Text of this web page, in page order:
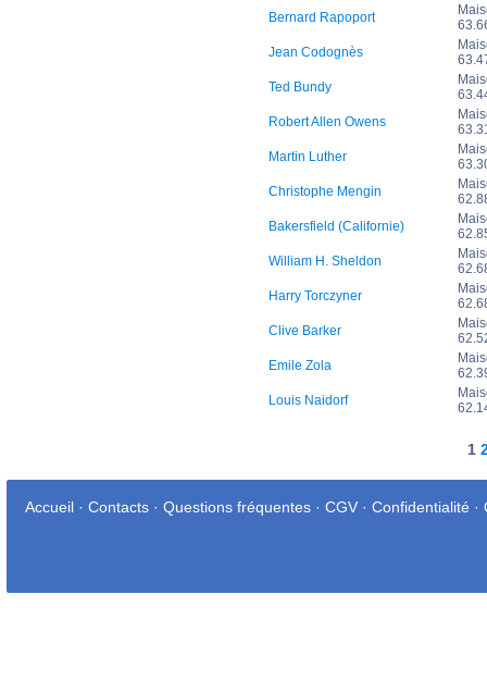
Bernard Rapoport
Jean Codognès
Ted Bundy
Robert Allen Owens
Martin Luther
Christophe Mengin
Bakersfield (Californie)
William H. Sheldon
Harry Torczyner
Clive Barker
Emile Zola
Louis Naidorf
1
Accueil · Contacts · Questions fréquentes · CGV · Confidentialité ·